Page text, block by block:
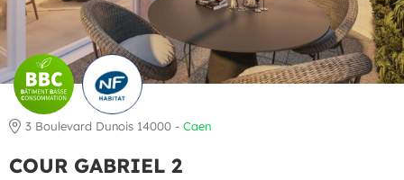
3 Boulevard Dunois 14000 - Caen
COUR GABRIEL 2